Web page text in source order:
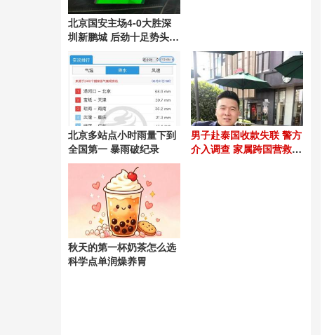
北京国安主场4-0大胜深
圳新鹏城 后劲十足势头良
北京多站点小时雨量下到
全国第一 暴雨破纪录
男子赴泰国收款失联 警方
介入调查 家属跨国营救54
秋天的第一杯奶茶怎么选
科学点单润燥养胃